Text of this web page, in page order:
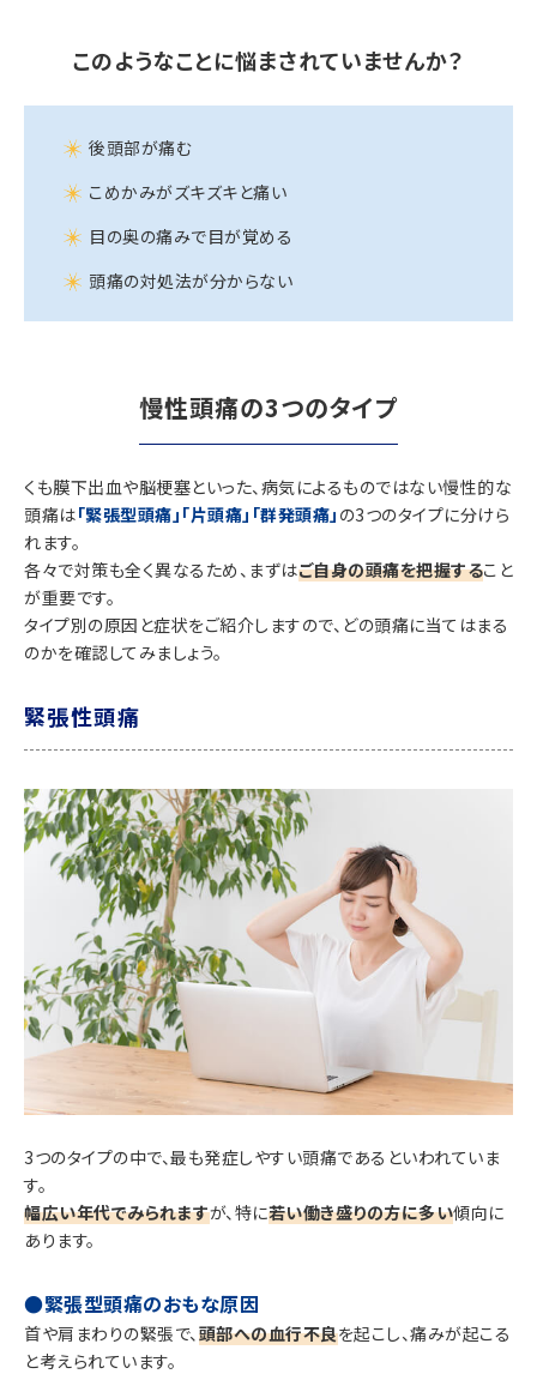
このようなことに悩まされていませんか？
後頭部が痛む
こめかみがズキズキと痛い
目の奥の痛みで目が覚める
頭痛の対処法が分からない
慢性頭痛の3つのタイプ
くも膜下出血や脳梗塞といった、病気によるものではない慢性的な
頭痛は「緊張型頭痛」「片頭痛」「群発頭痛」 の3つのタイプに分けら
れます。
各々で対策も全く異なるため、まずはご自身の頭痛を把握すること
が重要です。
タイプ別の原因と症状をご紹介しますので、どの頭痛に当てはまる
のかを確認してみましょう。
緊張性頭痛
3つのタイプの中で、最も発症しやすい頭痛であるといわれていま
す。
幅広い年代でみられますが、特に若い働き盛りの方に多い傾向に
あります。
●緊張型頭痛のおもな原因
首や肩まわりの緊張で、 頭部への血行不良を起こし、痛みが起こる
と考えられています。